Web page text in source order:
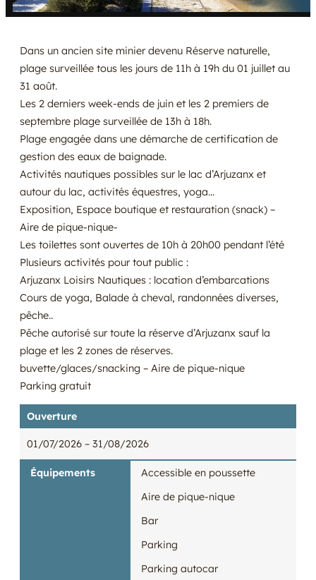
Dans un ancien site minier devenu Réserve naturelle,
plage surveillée tous les jours de 11h à 19h du 01 juillet au
31 août.
Les 2 derniers week-ends de juin et les 2 premiers de
septembre plage surveillée de 13h à 18h.
Plage engagée dans une démarche de certification de
gestion des eaux de baignade.
Activités nautiques possibles sur le lac d’Arjuzanx et
autour du lac, activités équestres, yoga…
Exposition, Espace boutique et restauration (snack) –
Aire de pique-nique-
Les toilettes sont ouvertes de 10h à 20h00 pendant l’été
Plusieurs activités pour tout public :
Arjuzanx Loisirs Nautiques : location d’embarcations
Cours de yoga, Balade à cheval, randonnées diverses,
pêche..
Pêche autorisé sur toute la réserve d’Arjuzanx sauf la
plage et les 2 zones de réserves.
buvette/glaces/snacking – Aire de pique-nique
Parking gratuit
Ouverture
01/07/2026 – 31/08/2026
Équipements
Accessible en poussette
Aire de pique-nique
Bar
Parking
Parking autocar